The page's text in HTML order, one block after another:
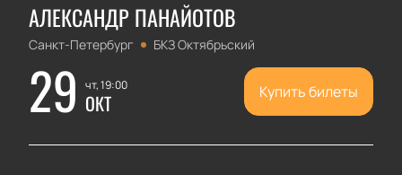
АЛЕКСАНДР ПАНАЙОТОВ
Санкт-Петербург БКЗ Октябрьский
29 чт, 19:00
ОКТ Купить билеты